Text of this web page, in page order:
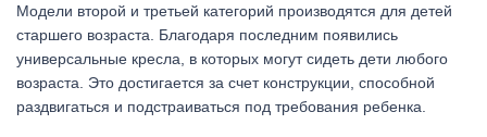
Модели второй и третьей категорий производятся для детей
старшего возраста. Благодаря последним появились
универсальные кресла, в которых могут сидеть дети любого
возраста. Это достигается за счет конструкции, способной
раздвигаться и подстраиваться под требования ребенка.